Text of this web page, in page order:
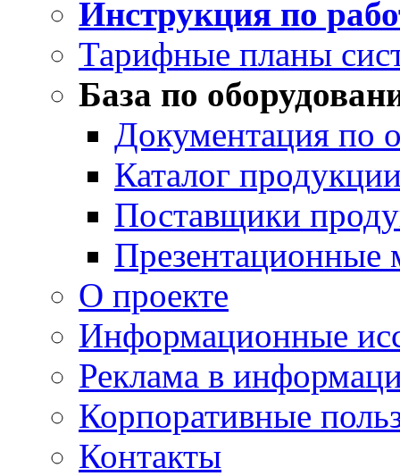
Инструкция по
Тарифные планы
База по
Документация по
Каталог
Поставщики
Презентационные
О проекте
Информационные
Реклама в
Корпоративные
Контакты